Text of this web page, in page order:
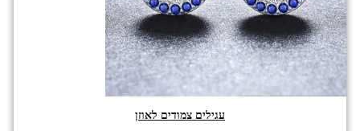
עגילים צמודים לאוזן